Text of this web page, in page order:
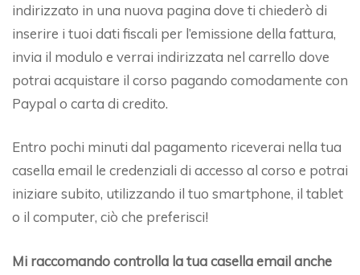
indirizzato in una nuova pagina dove ti chiederò di
inserire i tuoi dati fiscali per l’emissione della fattura,
invia il modulo e verrai indirizzata nel carrello dove
potrai acquistare il corso pagando comodamente con
Paypal o carta di credito.
Entro pochi minuti dal pagamento riceverai nella tua
casella email le credenziali di accesso al corso e potrai
iniziare subito, utilizzando il tuo smartphone, il tablet
o il computer, ciò che preferisci!
Mi raccomando controlla la tua casella email anche